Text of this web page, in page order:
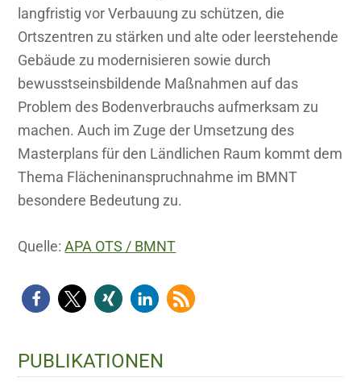
langfristig vor Verbauung zu schützen, die
Ortszentren zu stärken und alte oder leerstehende
Gebäude zu modernisieren sowie durch
bewusstseinsbildende Maßnahmen auf das
Problem des Bodenverbrauchs aufmerksam zu
machen. Auch im Zuge der Umsetzung des
Masterplans für den Ländlichen Raum kommt dem
Thema Flächeninanspruchnahme im BMNT
besondere Bedeutung zu.
Quelle:APA OTS / BMNT
Haupt-
Sidebar
PUBLIKATIONEN